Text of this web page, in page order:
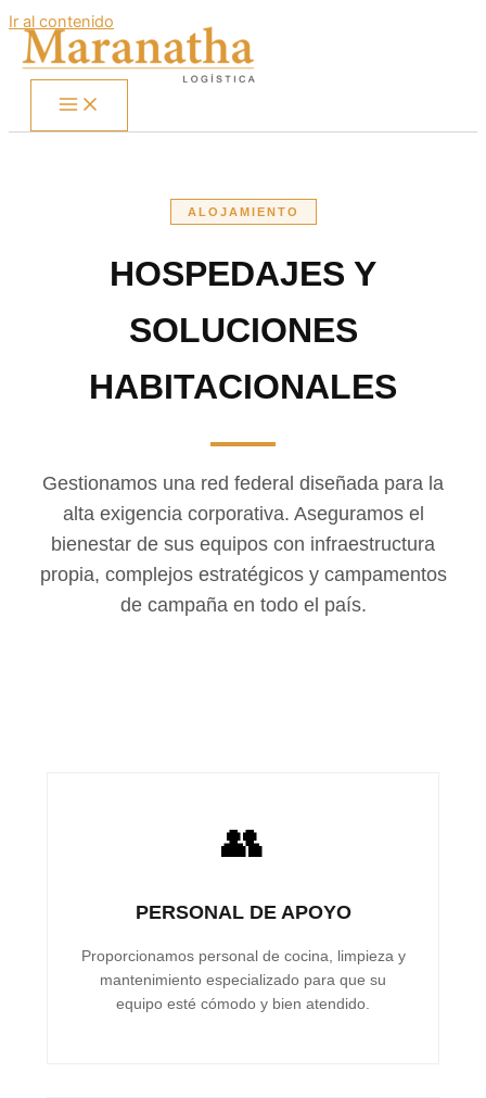
Ir al contenido
ALOJAMIENTO
HOSPEDAJES Y
SOLUCIONES
HABITACIONALES
Gestionamos una red federal diseñada para la
alta exigencia corporativa. Aseguramos el
bienestar de sus equipos con infraestructura
propia, complejos estratégicos y campamentos
de campaña en todo el país.
👥
PERSONAL DE APOYO
Proporcionamos personal de cocina, limpieza y
mantenimiento especializado para que su
equipo esté cómodo y bien atendido.